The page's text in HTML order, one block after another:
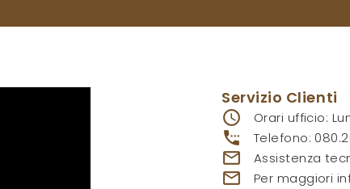
Servizio Clienti
access_time
Orari ufficio:
settings_phone Telefono:
mail_outline Assistenza
mail_outline Per maggiori